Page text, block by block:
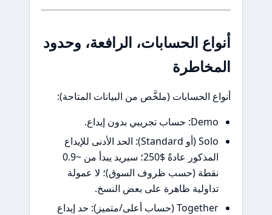
الحسابات، الرافعة، وحدود
الحسابات (ملخَّص من البيانات المتاحة):
Solo (أو Standard): الحد الأدنى للإيداع
المذكور عادةً $250؛ سبريد يبدأ من ~0.9
(حسب ظروف السوق)؛ لا عمولة
ظاهرة على بعض النسخ.
Together (حساب أعلى/متميز): حد إيداع